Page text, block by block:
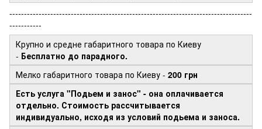
-----------------------------------------------------------------------------------
-----------
Крупно и средне габаритного товара по Киеву
- Бесплатно до парадного.
Мелко габаритного товара по Киеву - 200 грн
Есть услуга "Подьем и занос" - она оплачивается
отдельно. Стоимость рассчитывается
индивидуально, исходя из условий подьема и заноса.